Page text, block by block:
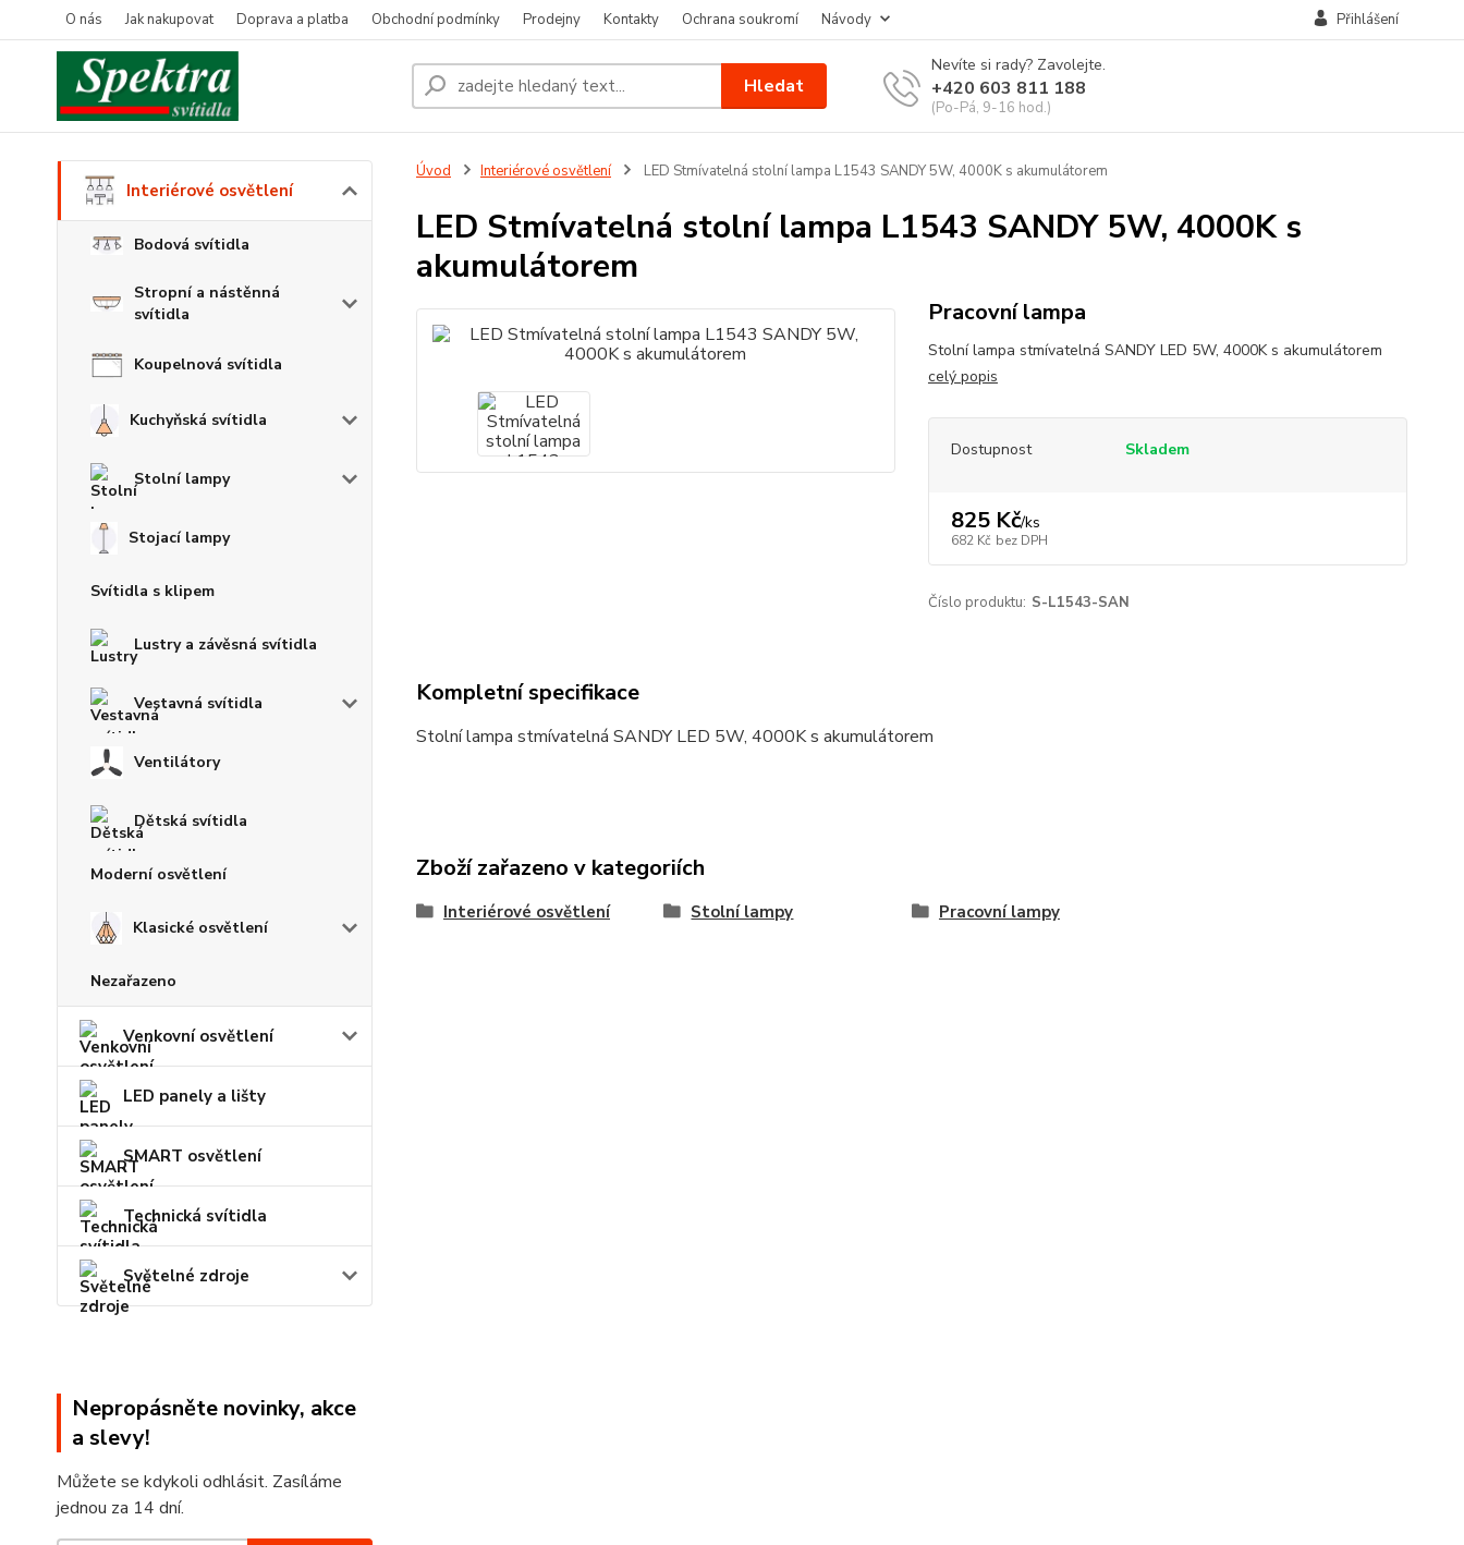
O nás Jak nakupovat Doprava a platba Obchodní podmínky Prodejny Kontakty Ochrana soukromí Návody Přihlášení
Hledat
Nevíte si rady? Zavolejte.
+420 603 811 188
(Po-Pá, 9-16 hod.)
Interiérové osvětlení
Bodová svítidla
Stropní a nástěnná
svítidla
Koupelnová svítidla
Kuchyňská svítidla
Stolní lampy
Stojací lampy
Svítidla s klipem
Lustry a závěsná svítidla
Vestavná svítidla
Ventilátory
Dětská svítidla
Moderní osvětlení
Klasické osvětlení
Nezařazeno
Venkovní osvětlení
LED panely a lišty
SMART osvětlení
Technická svítidla
Světelné zdroje
Nepropásněte novinky, akce
a slevy!
Můžete se kdykoli odhlásit. Zasíláme
jednou za 14 dní.
Úvod Interiérové osvětlení LED Stmívatelná stolní lampa L1543 SANDY 5W, 4000K s akumulátorem
LED Stmívatelná stolní lampa L1543 SANDY 5W, 4000K s
akumulátorem
Pracovní lampa
Stolní lampa stmívatelná SANDY LED 5W, 4000K s akumulátorem
celý popis
Dostupnost Skladem
825 Kč/ks
682 Kč bez DPH
Číslo produktu: S-L1543-SAN
Kompletní specifikace
Stolní lampa stmívatelná SANDY LED 5W, 4000K s akumulátorem
Zboží zařazeno v kategoriích
Interiérové osvětlení Stolní lampy Pracovní lampy